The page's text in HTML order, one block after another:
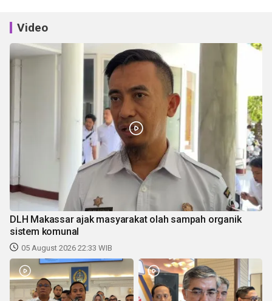
Video
DLH Makassar ajak masyarakat olah sampah organik
sistem komunal
05 August 2026 22:33 WIB